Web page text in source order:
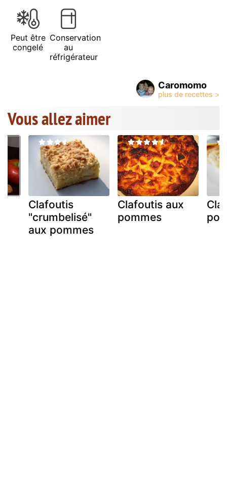
Peut être
congelé
Conservation
au
réfrigérateur
Caromomo
Vous allez aimer
Clafoutis
"crumbelisé"
aux pommes
Clafoutis aux
pommes